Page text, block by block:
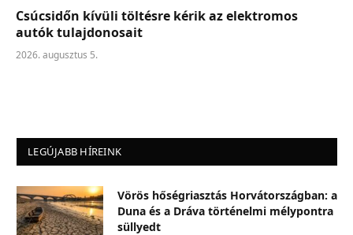
Csúcsidőn kívüli töltésre kérik az elektromos
autók tulajdonosait
2026. augusztus 5.
LEGÚJABB HÍREINK
Vörös hőségriasztás Horvátországban: a
Duna és a Dráva történelmi mélypontra
süllyedt